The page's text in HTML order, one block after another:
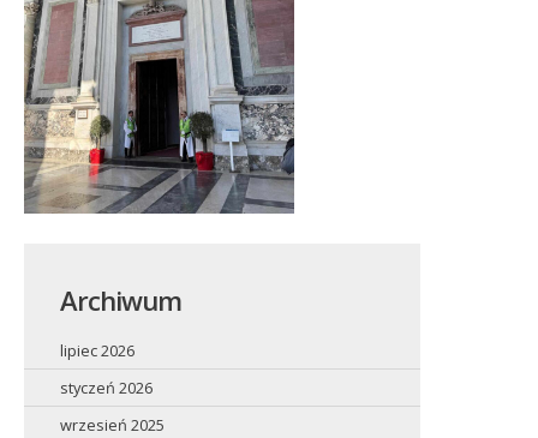
Archiwum
lipiec 2026
styczeń 2026
wrzesień 2025